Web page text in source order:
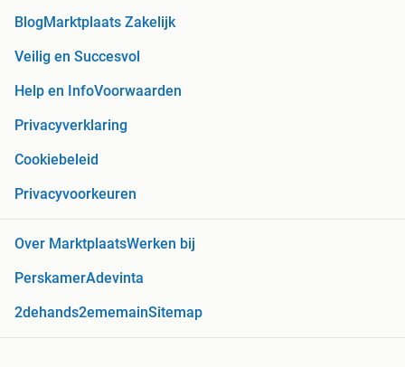
BlogMarktplaats Zakelijk
Veilig en Succesvol
Help en InfoVoorwaarden
Privacyverklaring
Cookiebeleid
Privacyvoorkeuren
Over MarktplaatsWerken bij
PerskamerAdevinta
2dehands2ememainSitemap